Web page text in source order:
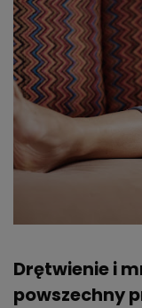
Drętwienie i
powszechny